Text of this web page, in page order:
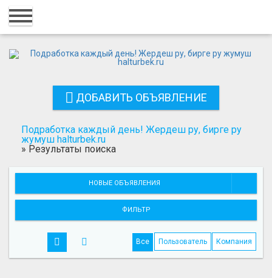
Главная
Добавить объявление
Поиск
ДОБАВИТЬ ОБЪЯВЛЕНИЕ
Подработка каждый день! Жердеш ру, бирге ру
жумуш halturbek.ru
» Результаты поиска
НОВЫЕ ОБЪЯВЛЕНИЯ
ФИЛЬТР
Все Пользователь Компания